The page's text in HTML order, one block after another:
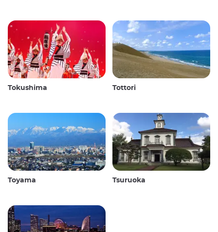
Tokushima Tottori
Toyama Tsuruoka